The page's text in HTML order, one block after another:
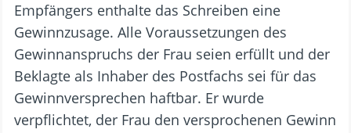
Empfängers enthalte das Schreiben eine
Gewinnzusage. Alle Voraussetzungen des
Gewinnanspruchs der Frau seien erfüllt und der
Beklagte als Inhaber des Postfachs sei für das
Gewinnversprechen haftbar. Er wurde
verpflichtet, der Frau den versprochenen Gewinn